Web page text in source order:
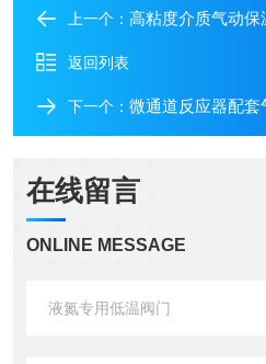
上一个： 高粘度介质气动保
返回列表
下一个： 微通道反应器配套
在线留言
ONLINE MESSAGE